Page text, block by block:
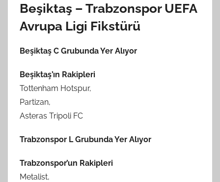
Beşiktaş – Trabzonspor UEFA
Avrupa Ligi Fikstürü
Beşiktaş C Grubunda Yer Alıyor
Beşiktaş’ın Rakipleri
Tottenham Hotspur,
Partizan,
Asteras Tripoli FC
Trabzonspor L Grubunda Yer Alıyor
Trabzonspor’un Rakipleri
Metalist,